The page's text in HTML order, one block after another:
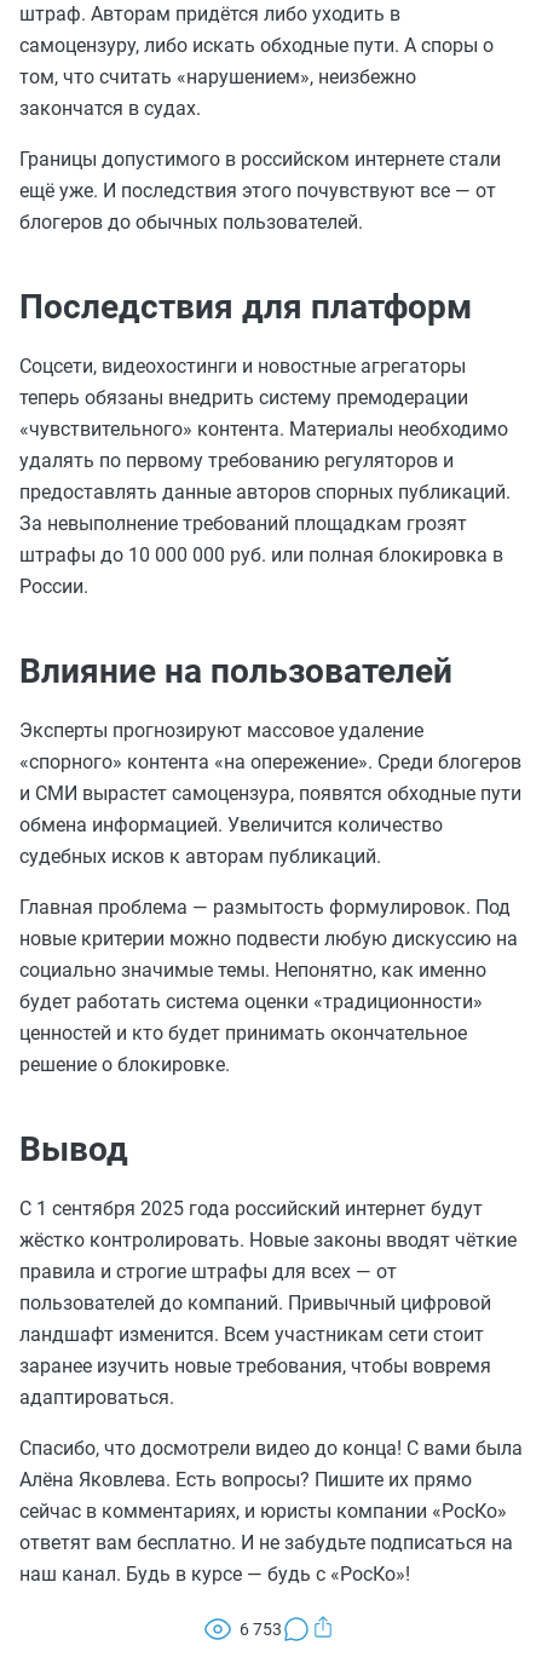
штраф. Авторам придётся либо уходить в
самоцензуру, либо искать обходные пути. А споры о
том, что считать «нарушением», неизбежно
закончатся в судах.
Границы допустимого в российском интернете стали
ещё уже. И последствия этого почувствуют все — от
блогеров до обычных пользователей.
Последствия для платформ
Соцсети, видеохостинги и новостные агрегаторы
теперь обязаны внедрить систему премодерации
«чувствительного» контента. Материалы необходимо
удалять по первому требованию регуляторов и
предоставлять данные авторов спорных публикаций.
За невыполнение требований площадкам грозят
штрафы до 10 000 000 руб. или полная блокировка в
России.
Влияние на пользователей
Эксперты прогнозируют массовое удаление
«спорного» контента «на опережение». Среди блогеров
и СМИ вырастет самоцензура, появятся обходные пути
обмена информацией. Увеличится количество
судебных исков к авторам публикаций.
Главная проблема — размытость формулировок. Под
новые критерии можно подвести любую дискуссию на
социально значимые темы. Непонятно, как именно
будет работать система оценки «традиционности»
ценностей и кто будет принимать окончательное
решение о блокировке.
Вывод
С 1 сентября 2025 года российский интернет будут
жёстко контролировать. Новые законы вводят чёткие
правила и строгие штрафы для всех — от
пользователей до компаний. Привычный цифровой
ландшафт изменится. Всем участникам сети стоит
заранее изучить новые требования, чтобы вовремя
адаптироваться.
Спасибо, что досмотрели видео до конца! С вами была
Алёна Яковлева. Есть вопросы? Пишите их прямо
сейчас в комментариях, и юристы компании «РосКо»
ответят вам бесплатно. И не забудьте подписаться на
наш канал. Будь в курсе — будь с «РосКо»!
6 753